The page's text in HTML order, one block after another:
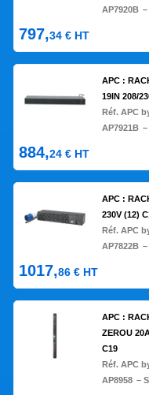
AP7920B
797,34 € HT
APC :
19IN 208/
Réf. APC
AP7921B
884,24 € HT
APC :
230V (12)
Réf. APC
AP7822B
1017,86 € HT
APC :
ZEROU
C19
Réf. APC
AP8958 –